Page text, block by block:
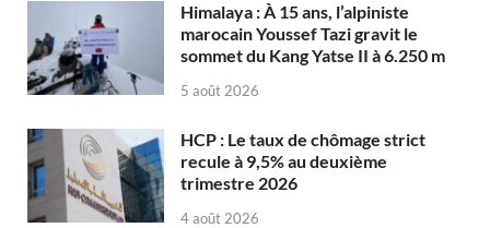
Himalaya : À 15 ans, l’alpiniste
marocain Youssef Tazi gravit le
sommet du Kang Yatse II à 6.250 m
5 août 2026
HCP : Le taux de chômage strict
recule à 9,5% au deuxième
trimestre 2026
4 août 2026